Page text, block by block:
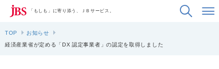
「もしも」に寄り添う、ＪＢサービス。
TOP
お知らせ
経済産業省が定める「DX 認定事業者」の認定を取得しました